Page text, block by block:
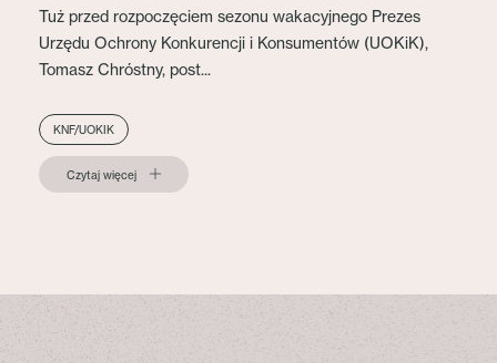
Tuż przed rozpoczęciem sezonu wakacyjnego Prezes
Urzędu Ochrony Konkurencji i Konsumentów (UOKiK),
Tomasz Chróstny, post...
KNF/UOKIK
Czytaj więcej